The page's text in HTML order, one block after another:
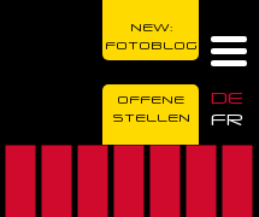
DE
FR
NEW:
FOTOBLOG
OFFENE
STELLEN